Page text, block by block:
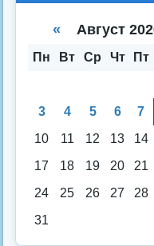
« Август
Пн Вт Ср Чт Пт
3
4 5 6 7
10
11 12 13 14
17
18 19 20 21
24
25 26 27 28
31